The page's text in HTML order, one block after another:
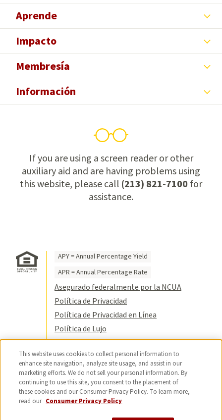
Aprende
Impacto
Membresía
Información
If you are using a screen reader or other
auxiliary aid and are having problems using
this website, please call (213) 821-7100for
assistance.
APY = Annual Percentage Yield
APR = Annual Percentage Rate
Asegurado federalmente por la NCUA
Política de Privacidad
Política de Privacidad en Línea
Política de Lujo
Condiciones de Uso
Título VI
Mapa del Sitio
© 2026 USC Credit Union. Reservados
todos los derechos.
This website uses cookies to collect personal information to
enhance site navigation, analyze site usage, and assist in our
marketing efforts. We do not sell your personal information. By
continuing to use this site, you consent to the placement of
these cookies and our Consumer Privacy Policy. To learn more,
read our Consumer Privacy Policy